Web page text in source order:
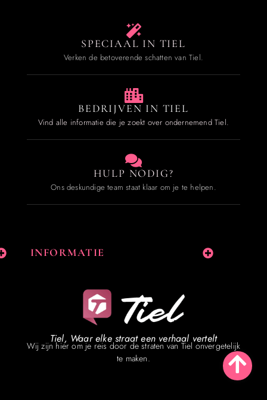
SPECIAAL IN TIEL
Verken de betoverende schatten van Tiel.
BEDRIJVEN IN TIEL
Vind alle informatie die je zoekt over ondernemend Tiel.
HULP NODIG?
Ons deskundige team staat klaar om je te helpen.
INFORMATIE
Tiel, Waar elke straat een verhaal vertelt
Wij zijn hier om je reis door de straten van Tiel onvergetelijk
te maken.